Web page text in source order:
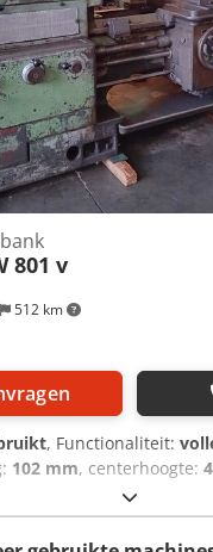
512 km
801 v
, Functionaliteit:
102 mm, centerhoogte:
, Maximale
Afstand tussen de
van 4,5 - 1400